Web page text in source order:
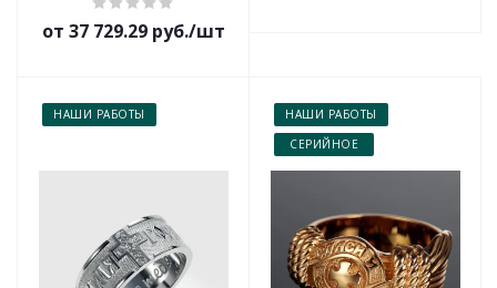
от 37 729.29 руб./шт
НАШИ РАБОТЫ
НАШИ РАБОТЫ
СЕРИЙНОЕ